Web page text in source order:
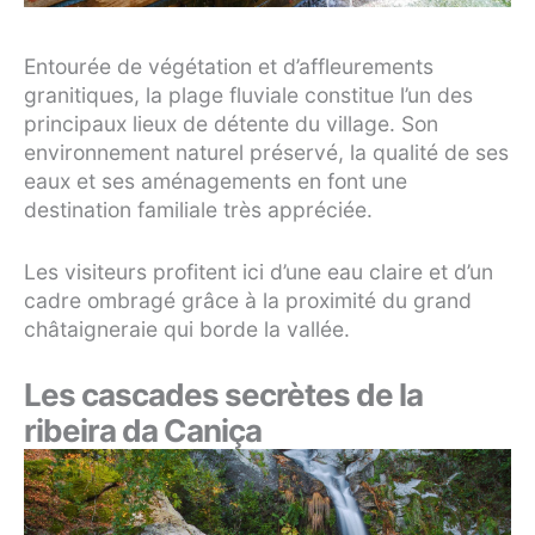
Entourée de végétation et d’affleurements
granitiques, la plage fluviale constitue l’un des
principaux lieux de détente du village. Son
environnement naturel préservé, la qualité de ses
eaux et ses aménagements en font une
destination familiale très appréciée.
Les visiteurs profitent ici d’une eau claire et d’un
cadre ombragé grâce à la proximité du grand
châtaigneraie qui borde la vallée.
Les cascades secrètes de la
ribeira da Caniça